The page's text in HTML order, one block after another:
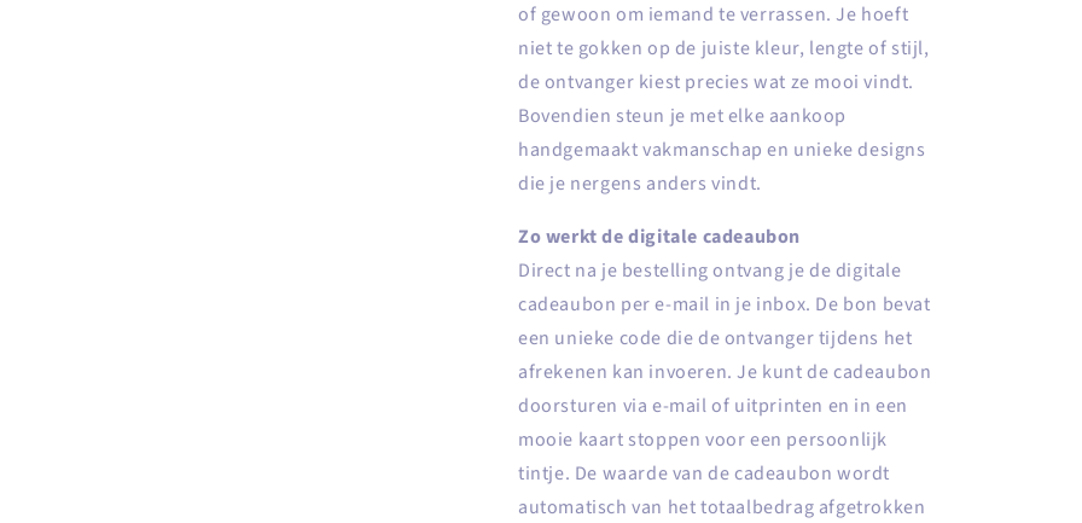
of gewoon om iemand te verrassen. Je hoeft
niet te gokken op de juiste kleur, lengte of stijl,
de ontvanger kiest precies wat ze mooi vindt.
Bovendien steun je met elke aankoop
handgemaakt vakmanschap en unieke designs
die je nergens anders vindt.
Zo werkt de digitale cadeaubon
Direct na je bestelling ontvang je de digitale
cadeaubon per e-mail in je inbox. De bon bevat
een unieke code die de ontvanger tijdens het
afrekenen kan invoeren. Je kunt de cadeaubon
doorsturen via e-mail of uitprinten en in een
mooie kaart stoppen voor een persoonlijk
tintje. De waarde van de cadeaubon wordt
automatisch van het totaalbedrag afgetrokken